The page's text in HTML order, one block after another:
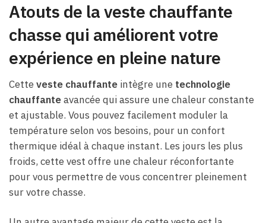
Atouts de la veste chauffante
chasse qui améliorent votre
expérience en pleine nature
Cetteveste chauffante intègre une technologie
chauffanteavancée qui assure une chaleur constante
et ajustable. Vous pouvez facilement moduler la
température selon vos besoins, pour un confort
thermique idéal à chaque instant. Les jours les plus
froids, cette vest offre une chaleur réconfortante
pour vous permettre de vous concentrer pleinement
sur votre chasse.